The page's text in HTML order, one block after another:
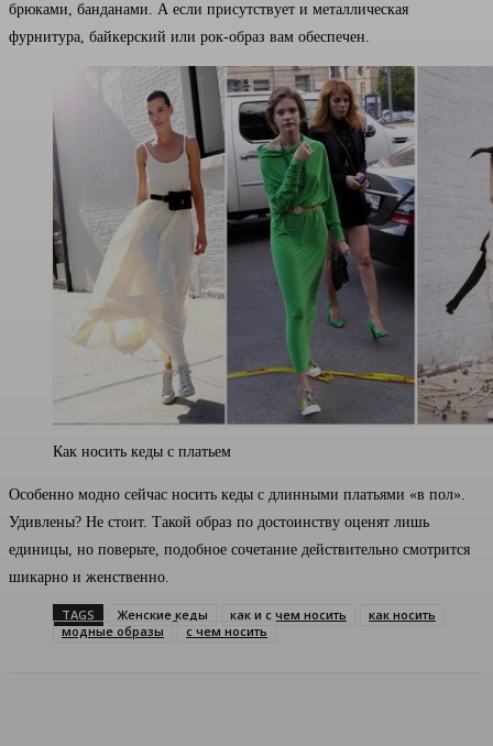
брюками, банданами. А если присутствует и металлическая
фурнитура, байкерский или рок-образ вам обеспечен.
Как носить кеды с платьем
Особенно модно сейчас носить кеды с длинными платьями «в пол».
Удивлены? Не стоит. Такой образ по достоинству оценят лишь
единицы, но поверьте, подобное сочетание действительно смотрится
шикарно и женственно.
TAGS Женские кеды как и с чем носить
как носить
модные образы
с чем носить